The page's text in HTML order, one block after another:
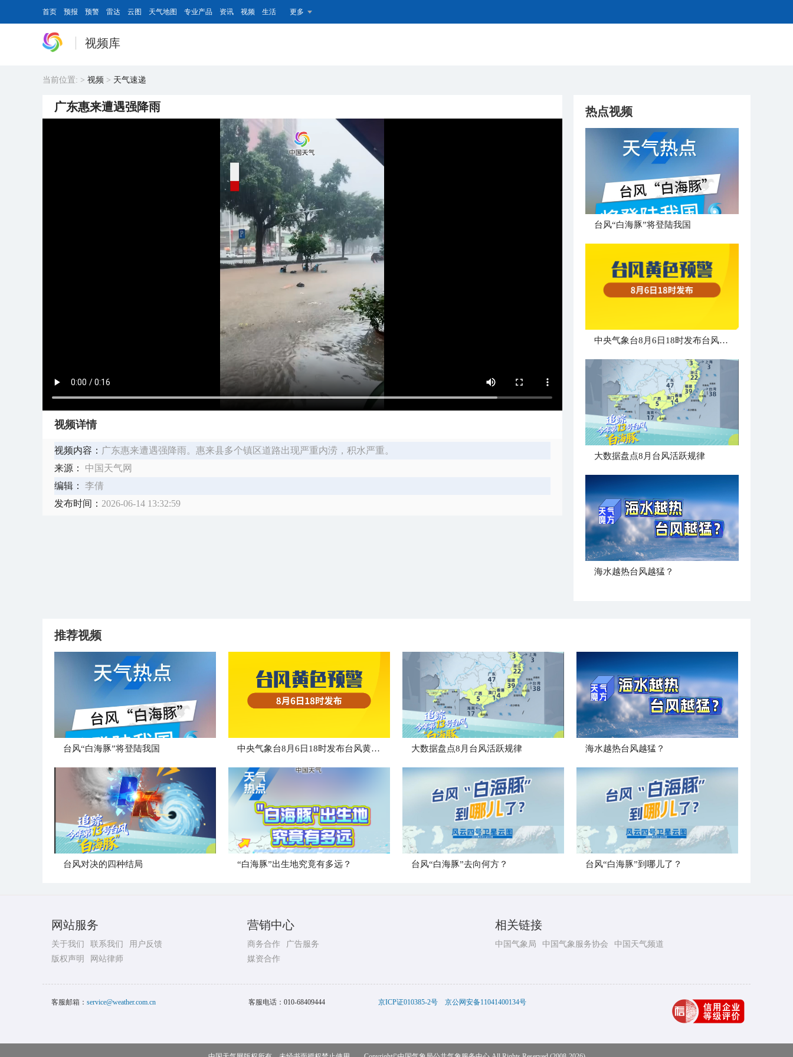
首页 预报 预警 雷达 云图 天气地图 专业产品 资讯 视频 生活 更多
视频库
当前位置: > 视频 > 天气速递
广东惠来遭遇强降雨
视频详情
视频内容： 广东惠来遭遇强降雨。惠来县多个镇区道路出现严重内涝，积水严重。
来源：
中国天气网
编辑：
李倩
发布时间： 2026-06-14 13:32:59
热点视频
台风“白海豚”将登陆我国
中央气象台8月6日18时发布台风黄色预警
大数据盘点8月台风活跃规律
海水越热台风越猛？
推荐视频
台风“白海豚”将登陆我国 中央气象台8月6日18时发布台风黄色预警 大数据盘点8月台风活跃规律 海水越热台风越猛？
台风对决的四种结局 “白海豚”出生地究竟有多远？ 台风“白海豚”去向何方？ 台风“白海豚”到哪儿了？
网站服务
关于我们 联系我们
用户反馈
版权声明
网站律师
营销中心
商务合作
广告服务
媒资合作
相关链接
中国气象局 中国气象服务协会 中国天气频道
客服邮箱： service@weather.com.cn 客服电话： 010-68409444 京ICP证010385-2号 京公网安备11041400134号